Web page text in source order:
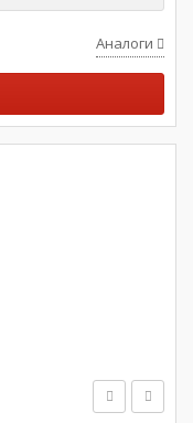
Аналоги